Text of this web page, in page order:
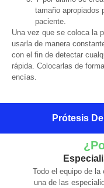
tamaño apropiados
paciente.
Una vez que se coloca la
usarla de manera
con el fin de detectar
rápida. Colocarlas de
encías.
Prótesis
Todo el equipo de
una de las